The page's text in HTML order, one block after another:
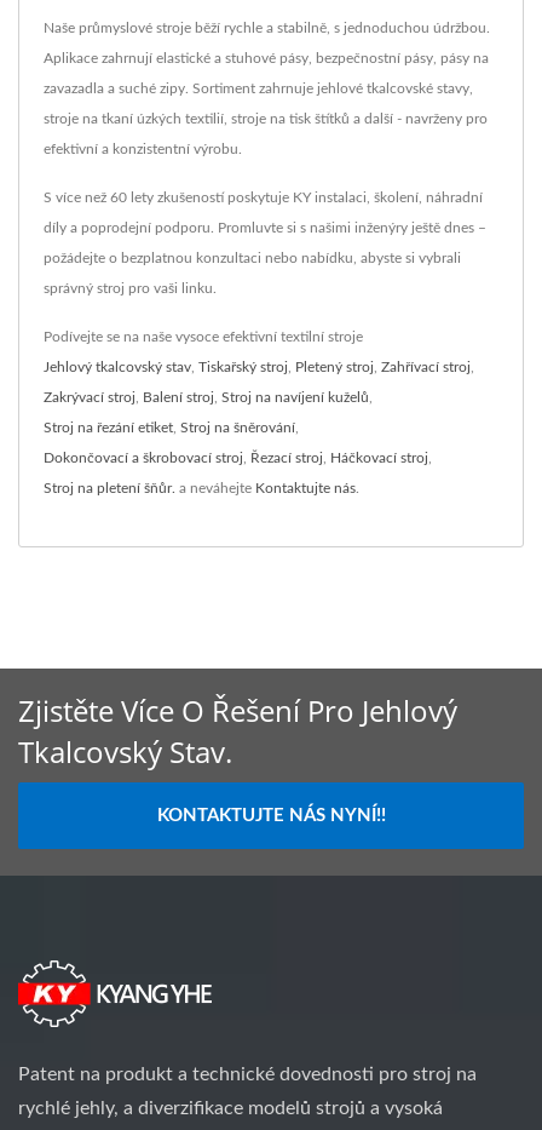
Naše průmyslové stroje běží rychle a stabilně, s jednoduchou údržbou.
Aplikace zahrnují elastické a stuhové pásy, bezpečnostní pásy, pásy na
zavazadla a suché zipy. Sortiment zahrnuje jehlové tkalcovské stavy,
stroje na tkaní úzkých textilií, stroje na tisk štítků a další - navrženy pro
efektivní a konzistentní výrobu.
S více než 60 lety zkušeností poskytuje KY instalaci, školení, náhradní
díly a poprodejní podporu. Promluvte si s našimi inženýry ještě dnes –
požádejte o bezplatnou konzultaci nebo nabídku, abyste si vybrali
správný stroj pro vaši linku.
Podívejte se na naše vysoce efektivní textilní stroje
Jehlový tkalcovský stav Tiskařský stroj Pletený stroj Zahřívací stroj
Zakrývací stroj Balení stroj Stroj na navíjení kuželů
Stroj na řezání etiket Stroj na šněrování
Dokončovací a škrobovací stroj Řezací stroj Háčkovací stroj
Stroj na pletení šňůr. a neváhejte Kontaktujte nás
Zjistěte Více O Řešení Pro Jehlový
Tkalcovský Stav.
KONTAKTUJTE NÁS NYNÍ!!
Patent na produkt a technické dovednosti pro stroj na
rychlé jehly, a diverzifikace modelů strojů a vysoká